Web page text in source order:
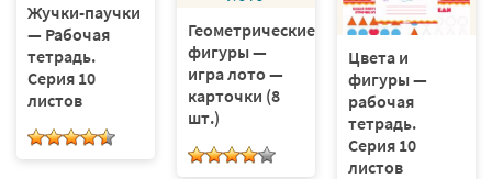
Жучки-паучки
— Рабочая
тетрадь.
Серия 10
листов
Геометрические
фигуры —
игра лото —
карточки (8
шт.)
Цвета и
фигуры —
рабочая
тетрадь.
Серия 10
листов